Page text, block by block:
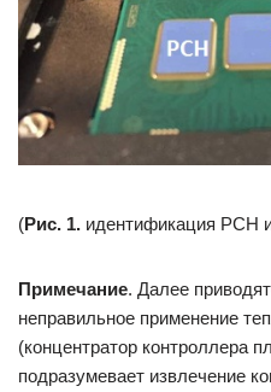
(Рис. 1. идентификация PCH
Примечание. Далее
неправильное применение
(концентратор контроллера
подразумевает извлечение